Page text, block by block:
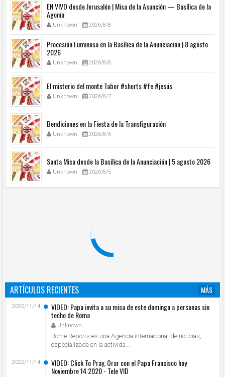
EN VIVO desde Jerusalén | Misa de la Asunción — Basílica de la
Agonía
Unknown 2026/8/8
Procesión Luminosa en la Basílica de la Anunciación | 8 agosto
2026
Unknown 2026/8/8
El misterio del monte Tabor #shorts #fe #jesús
Unknown 2026/8/7
Bendiciones en la Fiesta de la Transfiguración
Unknown 2026/8/6
Santa Misa desde la Basílica de la Anunciación | 5 agosto 2026
Unknown 2026/8/5
ARTÍCULOS RECIENTES
MÁS
VIDEO: Papa invita a su misa de este domingo a personas sin
techo de Roma
Unknown
2020/11/14
Rome Reports es una Agencia internacional de noticias,
especializada en la activida...
VIDEO: Click To Pray, Orar con el Papa Francisco hoy
Noviembre 14 2020 - Tele VID
2020/11/14